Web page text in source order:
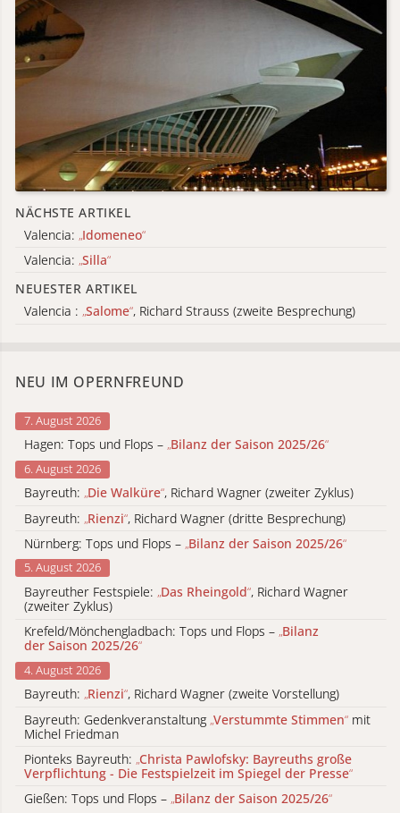
NÄCHSTE ARTIKEL
Valencia: „Idomeneo“
Valencia: „Silla“
NEUESTER ARTIKEL
Valencia : „Salome“, Richard Strauss (zweite Besprechung)
NEU IM OPERNFREUND
7. August 2026
Hagen: Tops und Flops – „Bilanz der Saison 2025/26“
6. August 2026
Bayreuth: „Die Walküre“, Richard Wagner (zweiter Zyklus)
Bayreuth: „Rienzi“, Richard Wagner (dritte Besprechung)
Nürnberg: Tops und Flops – „Bilanz der Saison 2025/26“
5. August 2026
Bayreuther Festspiele: „Das Rheingold“, Richard Wagner
(zweiter Zyklus)
Krefeld/Mönchengladbach: Tops und Flops – „Bilanz
der Saison 2025/26“
4. August 2026
Bayreuth: „Rienzi“, Richard Wagner (zweite Vorstellung)
Bayreuth: Gedenkveranstaltung „Verstummte Stimmen“ mit
Michel Friedman
Pionteks Bayreuth: „Christa Pawlofsky: Bayreuths große
Verpflichtung - Die Festspielzeit im Spiegel der Presse“
Gießen: Tops und Flops – „Bilanz der Saison 2025/26“